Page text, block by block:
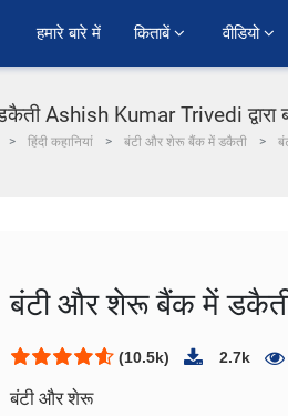
हमारे बारे में किताबें वीडियो
Ashish Kumar Trivedi द्वारा
हिंदी कहानियां बंटी और शेरू बैंक में डकैती
बंटी और शेरू बैंक में
(10.5k) 2.7k
बंटी और शेरू